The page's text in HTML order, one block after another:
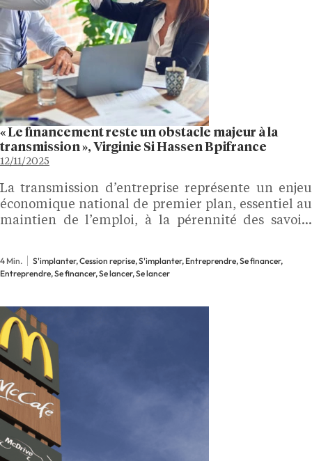
« Le financement reste un obstacle majeur à la
transmission », Virginie Si Hassen Bpifrance
12/11/2025
La transmission d’entreprise représente un enjeu
économique national de premier plan, essentiel au
maintien de l’emploi, à la pérennité des savoir-
son accompagnement à destination des cédants et
des repreneurs. Explications avec Virginie Si
4 Min.
S'implanter, Cession reprise, S'implanter, Entreprendre, Se financer,
Entreprendre, Se financer, Se lancer, Se lancer